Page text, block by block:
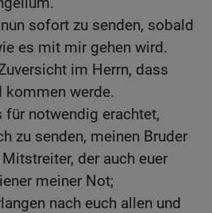
sofort zu senden, sobald
es mit mir gehen wird.
im Herrn, dass
kommen werde.
für notwendig erachtet,
zu senden, meinen Bruder
der auch euer
meiner Not;
nach euch allen und